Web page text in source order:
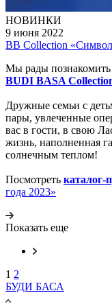
НОВИНКИ
9 июня 2022
BB Collection
Мы рады
BUDI BASA
Дружные семьи с
пары, увлеченные
вас в гости, в свою
жизнь, наполненная
солнечным теплом!
Посмотреть каталог-
года 2023»
Показать еще
1 2
БУДИ БАСА